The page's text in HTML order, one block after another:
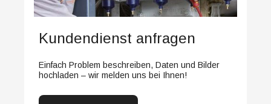
Kundendienst anfragen
Einfach Problem beschreiben, Daten und Bilder
hochladen – wir melden uns bei Ihnen!